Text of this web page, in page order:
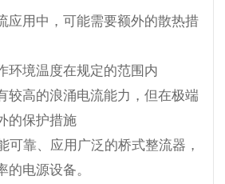
应用中，可能需要额外的散热措
环境温度在规定的范围内
较高的浪涌电流能力，但在极端
的保护措施
可靠、应用广泛的桥式整流器，
的电源设备。